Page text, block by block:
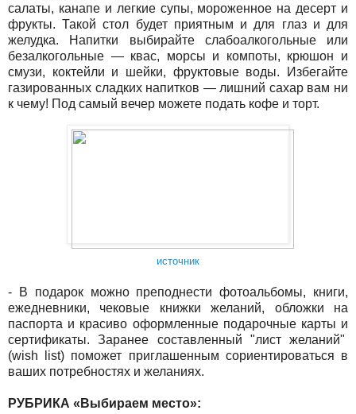
салаты, канапе и легкие супы, мороженное на десерт и
фрукты. Такой стол будет приятным и для глаз и для
желудка. Напитки выбирайте слабоалкогольные или
безалкогольные — квас, морсы и компоты, крюшон и
смузи, коктейли и шейки, фруктовые воды. Избегайте
газированных сладких напитков — лишний сахар вам ни
к чему! Под самый вечер можете подать кофе и торт.
источник
- В подарок можно преподнести фотоальбомы, книги,
ежедневники, чековые книжки желаний, обложки на
паспорта и красиво оформленные подарочные карты и
сертификаты. Заранее составленный "лист желаний"
(wish list) поможет приглашенным сориентироваться в
ваших потребностях и желаниях.
РУБРИКА «Выбираем место»: